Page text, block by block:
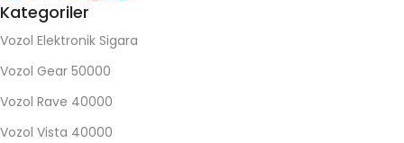
Kategoriler
Vozol Elektronik Sigara
Vozol Gear 50000
Vozol Rave 40000
Vozol Vista 40000